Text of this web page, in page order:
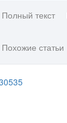
Полный текст
Похожие статьи